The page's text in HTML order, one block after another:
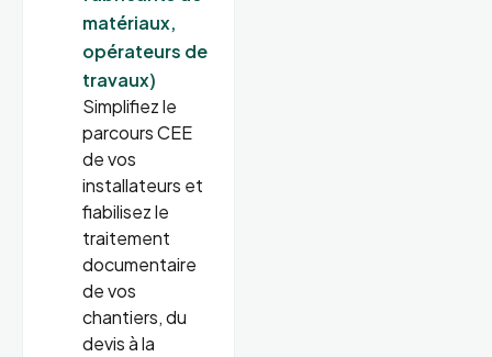
matériaux,
opérateurs de
travaux)
Simplifiez le
parcours CEE
de vos
installateurs et
fiabilisez le
traitement
documentaire
de vos
chantiers, du
devis à la